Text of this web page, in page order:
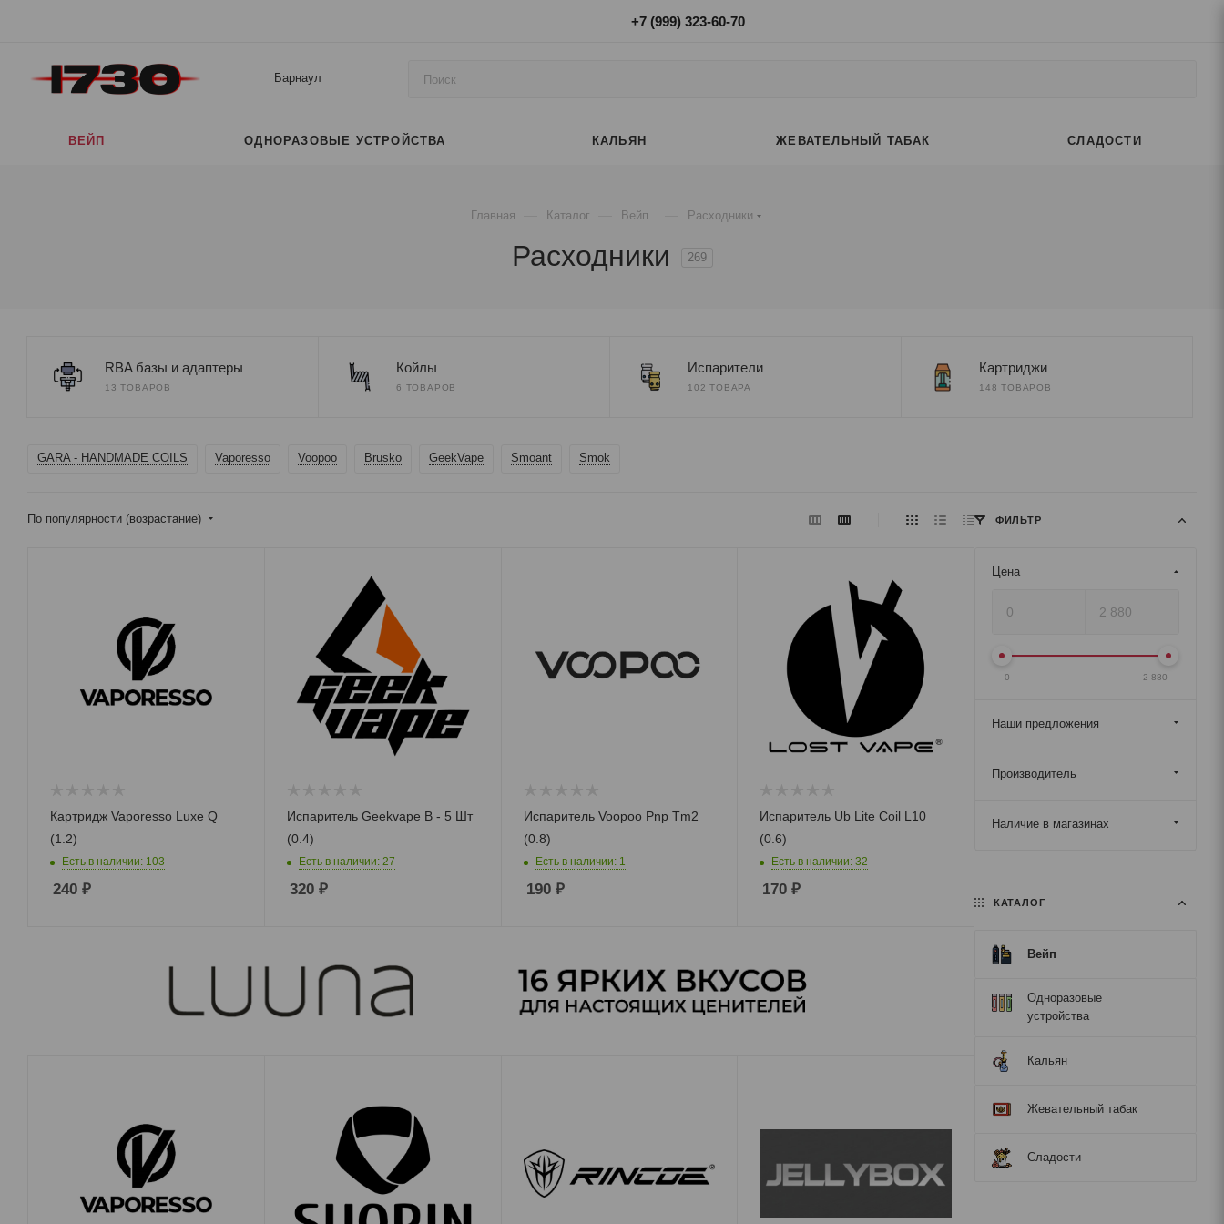
+7 (999) 323-60-70
Барнаул
ВЕЙП ОДНОРАЗОВЫЕ УСТРОЙСТВА КАЛЬЯН ЖЕВАТЕЛЬНЫЙ ТАБАК СЛАДОСТИ
Главная Каталог Вейп Расходники
Расходники 269
RBA базы и адаптеры
13 ТОВАРОВ
Койлы
6 ТОВАРОВ
Испарители
102 ТОВАРА
Картриджи
148 ТОВАРОВ
GARA - HANDMADE COILS Vaporesso Voopoo Brusko GeekVape Smoant Smok
По популярности (возрастание)
Картридж Vaporesso Luxe Q
(1.2)
Есть в наличии: 103
240 ₽
Испаритель Geekvape B - 5 Шт
(0.4)
Есть в наличии: 27
320₽
Испаритель Voopoo Pnp Tm2
(0.8)
Есть в наличии: 1
190₽
Испаритель Ub Lite Coil L10
(0.6)
Есть в наличии: 32
170 ₽
ФИЛЬТР
Цена
0 2 880
Наши предложения
Производитель
Наличие в магазинах
КАТАЛОГ
Вейп
POD Системы
Боксмоды
тугой затяжкой
Конструктор
Для Pod
Картриджи
Одноразовые
устройства
Кальян
Жевательный табак
Сладости